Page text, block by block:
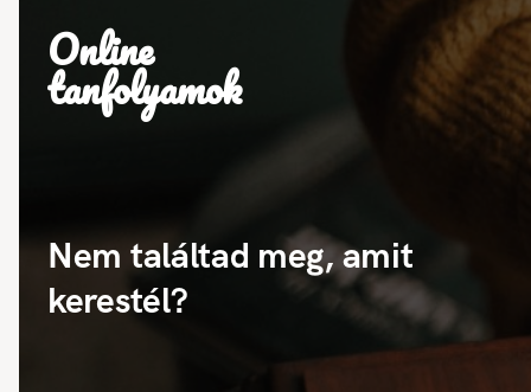
Online
tanfolyamok
Nem találtad meg, amit
kerestél?